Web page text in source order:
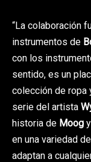
“La colaboración
instrumentos de
con los
sentido, es un
colección de
serie del artista
historia de Moog
en una variedad
adaptan a